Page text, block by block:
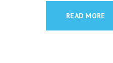
READ MORE